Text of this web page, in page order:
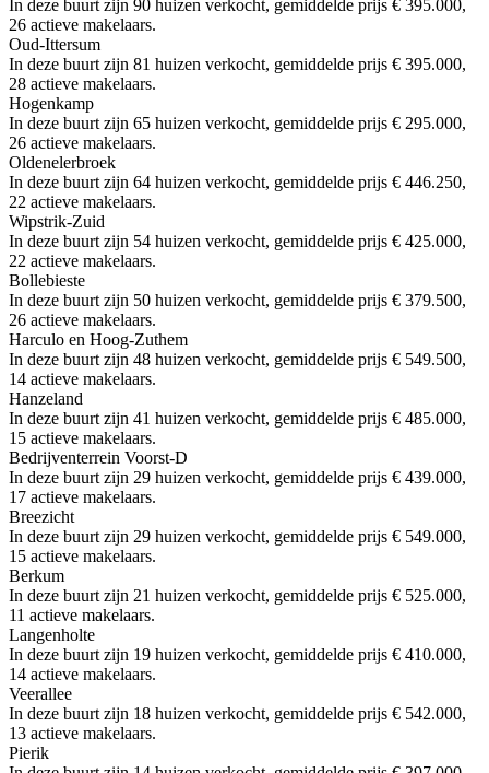
In deze buurt zijn 90 huizen verkocht, gemiddelde prijs € 395.000,
26 actieve makelaars.
Oud-Ittersum
In deze buurt zijn 81 huizen verkocht, gemiddelde prijs € 395.000,
28 actieve makelaars.
Hogenkamp
In deze buurt zijn 65 huizen verkocht, gemiddelde prijs € 295.000,
26 actieve makelaars.
Oldenelerbroek
In deze buurt zijn 64 huizen verkocht, gemiddelde prijs € 446.250,
22 actieve makelaars.
Wipstrik-Zuid
In deze buurt zijn 54 huizen verkocht, gemiddelde prijs € 425.000,
22 actieve makelaars.
Bollebieste
In deze buurt zijn 50 huizen verkocht, gemiddelde prijs € 379.500,
26 actieve makelaars.
Harculo en Hoog-Zuthem
In deze buurt zijn 48 huizen verkocht, gemiddelde prijs € 549.500,
14 actieve makelaars.
Hanzeland
In deze buurt zijn 41 huizen verkocht, gemiddelde prijs € 485.000,
15 actieve makelaars.
Bedrijventerrein Voorst-D
In deze buurt zijn 29 huizen verkocht, gemiddelde prijs € 439.000,
17 actieve makelaars.
Breezicht
In deze buurt zijn 29 huizen verkocht, gemiddelde prijs € 549.000,
15 actieve makelaars.
Berkum
In deze buurt zijn 21 huizen verkocht, gemiddelde prijs € 525.000,
11 actieve makelaars.
Langenholte
In deze buurt zijn 19 huizen verkocht, gemiddelde prijs € 410.000,
14 actieve makelaars.
Veerallee
In deze buurt zijn 18 huizen verkocht, gemiddelde prijs € 542.000,
13 actieve makelaars.
Pierik